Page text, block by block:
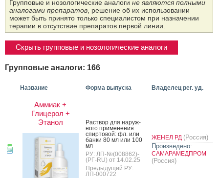
Групповые и нозологические аналоги не являются полными
аналогами препаратов, решение об их использовании
может быть принято только специалистом при назначении
терапии в отсутствие препаратов первой линии.
Скрыть групповые и нозологические аналоги
Групповые аналоги: 166
Название Форма выпуска Владелец рег. уд.
Аммиак +
Глицерол +
Этанол
Рас­твор для на­руж­
но­го при­мене­ния
спир­то­вой: фл. или
бан­ки 80 мл или 100
мл
РУ: ЛП-№(008862)-
(РГ-RU) от 14.02.25
Предыдущий РУ:
ЛП-000722
ЖЕНЕЛ РД (Россия)
Произведено:
САМАРАМЕДПРОМ
(Россия)